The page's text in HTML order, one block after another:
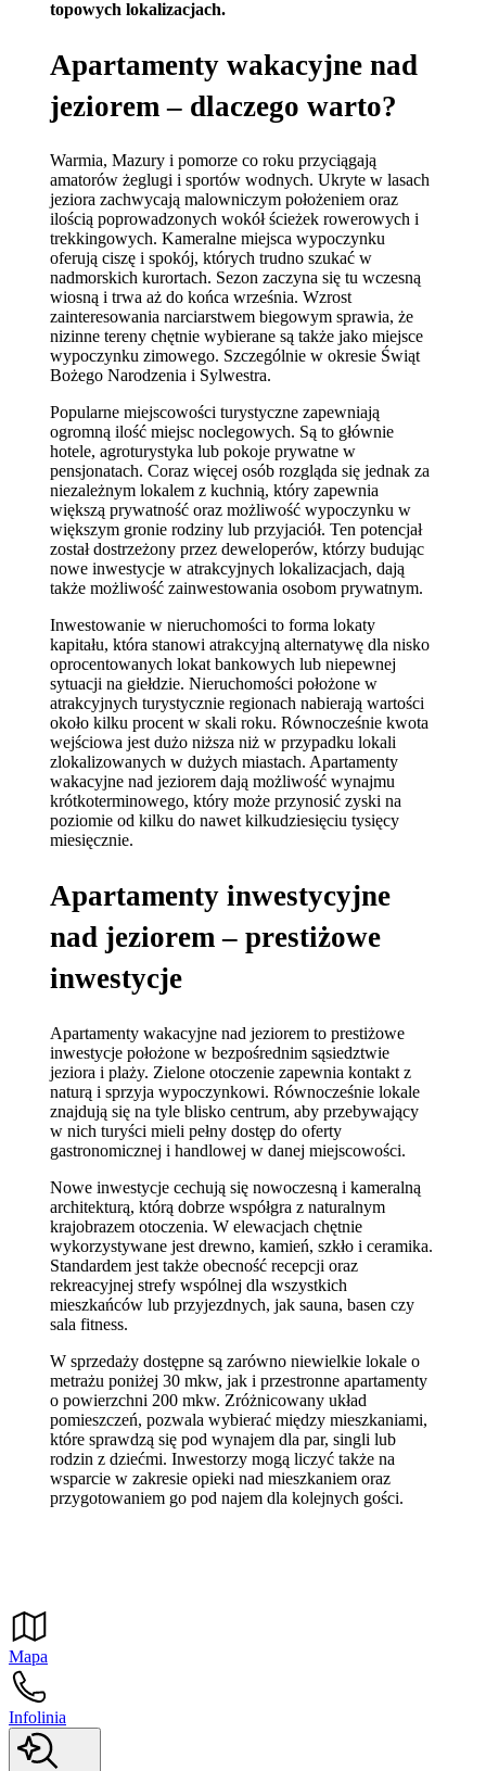
topowych lokalizacjach.
Apartamenty wakacyjne nad
jeziorem – dlaczego warto?
Warmia, Mazury i pomorze co roku przyciągają
amatorów żeglugi i sportów wodnych. Ukryte w lasach
jeziora zachwycają malowniczym położeniem oraz
ilością poprowadzonych wokół ścieżek rowerowych i
trekkingowych. Kameralne miejsca wypoczynku
oferują ciszę i spokój, których trudno szukać w
nadmorskich kurortach. Sezon zaczyna się tu wczesną
wiosną i trwa aż do końca września. Wzrost
zainteresowania narciarstwem biegowym sprawia, że
nizinne tereny chętnie wybierane są także jako miejsce
wypoczynku zimowego. Szczególnie w okresie Świąt
Bożego Narodzenia i Sylwestra.
Popularne miejscowości turystyczne zapewniają
ogromną ilość miejsc noclegowych. Są to głównie
hotele, agroturystyka lub pokoje prywatne w
pensjonatach. Coraz więcej osób rozgląda się jednak za
niezależnym lokalem z kuchnią, który zapewnia
większą prywatność oraz możliwość wypoczynku w
większym gronie rodziny lub przyjaciół. Ten potencjał
został dostrzeżony przez deweloperów, którzy budując
nowe inwestycje w atrakcyjnych lokalizacjach, dają
także możliwość zainwestowania osobom prywatnym.
Inwestowanie w nieruchomości to forma lokaty
kapitału, która stanowi atrakcyjną alternatywę dla nisko
oprocentowanych lokat bankowych lub niepewnej
sytuacji na giełdzie. Nieruchomości położone w
atrakcyjnych turystycznie regionach nabierają wartości
około kilku procent w skali roku. Równocześnie kwota
wejściowa jest dużo niższa niż w przypadku lokali
zlokalizowanych w dużych miastach. Apartamenty
wakacyjne nad jeziorem dają możliwość wynajmu
krótkoterminowego, który może przynosić zyski na
poziomie od kilku do nawet kilkudziesięciu tysięcy
miesięcznie.
Apartamenty inwestycyjne
nad jeziorem – prestiżowe
inwestycje
Apartamenty wakacyjne nad jeziorem to prestiżowe
inwestycje położone w bezpośrednim sąsiedztwie
jeziora i plaży. Zielone otoczenie zapewnia kontakt z
naturą i sprzyja wypoczynkowi. Równocześnie lokale
znajdują się na tyle blisko centrum, aby przebywający
w nich turyści mieli pełny dostęp do oferty
gastronomicznej i handlowej w danej miejscowości.
Nowe inwestycje cechują się nowoczesną i kameralną
architekturą, którą dobrze współgra z naturalnym
krajobrazem otoczenia. W elewacjach chętnie
wykorzystywane jest drewno, kamień, szkło i ceramika.
Standardem jest także obecność recepcji oraz
rekreacyjnej strefy wspólnej dla wszystkich
mieszkańców lub przyjezdnych, jak sauna, basen czy
sala fitness.
W sprzedaży dostępne są zarówno niewielkie lokale o
metrażu poniżej 30 mkw, jak i przestronne apartamenty
o powierzchni 200 mkw. Zróżnicowany układ
pomieszczeń, pozwala wybierać między mieszkaniami,
które sprawdzą się pod wynajem dla par, singli lub
rodzin z dziećmi. Inwestorzy mogą liczyć także na
wsparcie w zakresie opieki nad mieszkaniem oraz
przygotowaniem go pod najem dla kolejnych gości.
Mapa
Infolinia